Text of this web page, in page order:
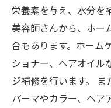
栄養素を与え、水分を
美容師さんから、ホー
合もあります。ホーム
ショナー、ヘアオイル
ジ補修を行います。 ま
パーマやカラー、ヘア